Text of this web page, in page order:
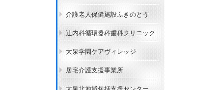
介護老人保健施設ふきのとう
辻内科循環器科歯科クリニック
大泉学園ケアヴィレッジ
居宅介護支援事業所